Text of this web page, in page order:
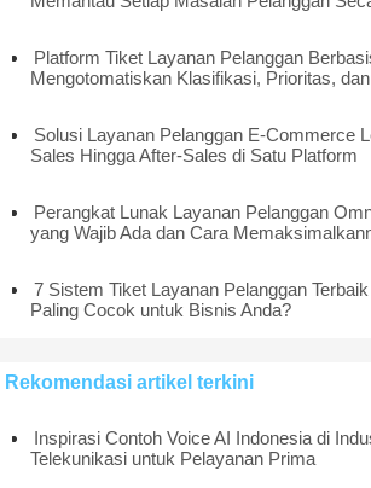
Platform Tiket Layanan Pelanggan
Mengotomatiskan Klasifikasi, Prioritas,
Solusi Layanan Pelanggan E-Commerce
Sales Hingga After-Sales di Satu Platform
Perangkat Lunak Layanan Pelanggan
yang Wajib Ada dan Cara
7 Sistem Tiket Layanan Pelanggan
Paling Cocok untuk Bisnis Anda?
Rekomendasi artikel terkini
Inspirasi Contoh Voice AI Indonesia di
Telekunikasi untuk Pelayanan Prima